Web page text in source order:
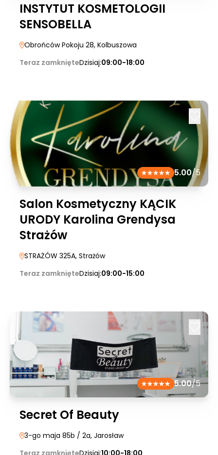
INSTYTUT KOSMETOLOGII
SENSOBELLA
Obrońców Pokoju 28, Kolbuszowa
Teraz zamknięteDzisiaj:09:00-18:00
5.00/5
Salon Kosmetyczny KĄCIK
URODY Karolina Grendysa
Strażów
STRAŻÓW 325A, Strażów
Teraz zamknięteDzisiaj:09:00-15:00
5.00/5
Secret Of Beauty
3-go maja 85b / 2a, Jarosław
Teraz zamknięteDzisiaj:10:00-18:00